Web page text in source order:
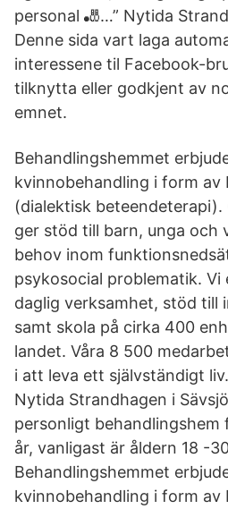
personal 🎳…” Nytida
Denne sida vart laga
interessene til Facebook-
tilknytta eller godkjent av
emnet.
Behandlingshemmet
kvinnobehandling i form av
(dialektisk
ger stöd till barn, unga och
behov inom
psykosocial problematik. Vi
daglig verksamhet, stöd till
samt skola på cirka 400
landet. Våra 8 500
i att leva ett självständigt
Nytida Strandhagen i
personligt behandlingshem
år, vanligast är åldern 18 -
Behandlingshemmet
kvinnobehandling i form av